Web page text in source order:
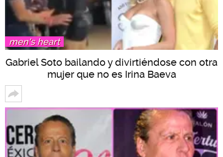
men's heart
Gabriel Soto bailando y divirtiéndose con otra
mujer que no es Irina Baeva